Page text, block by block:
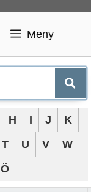
Meny
H I J
K
T U V
W
Ö